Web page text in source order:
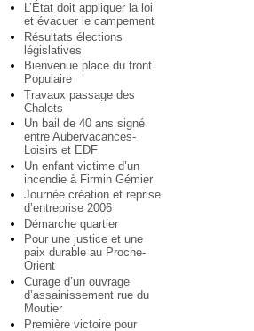
L’État doit appliquer la loi
et évacuer le campement
Résultats élections
législatives
Bienvenue place du front
Populaire
Travaux passage des
Chalets
Un bail de 40 ans signé
entre Aubervacances-
Loisirs et EDF
Un enfant victime d’un
incendie à Firmin Gémier
Journée création et reprise
d’entreprise 2006
Démarche quartier
Pour une justice et une
paix durable au Proche-
Orient
Curage d’un ouvrage
d’assainissement rue du
Moutier
Première victoire pour